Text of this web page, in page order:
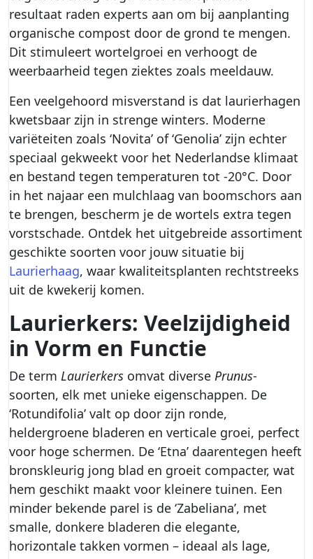
resultaat raden experts aan om bij aanplanting
organische compost door de grond te mengen.
Dit stimuleert wortelgroei en verhoogt de
weerbaarheid tegen ziektes zoals meeldauw.
Een veelgehoord misverstand is dat laurierhagen
kwetsbaar zijn in strenge winters. Moderne
variëteiten zoals ‘Novita’ of ‘Genolia’ zijn echter
speciaal gekweekt voor het Nederlandse klimaat
en bestand tegen temperaturen tot -20°C. Door
in het najaar een mulchlaag van boomschors aan
te brengen, bescherm je de wortels extra tegen
vorstschade. Ontdek het uitgebreide assortiment
geschikte soorten voor jouw situatie bij
Laurierhaag, waar kwaliteitsplanten rechtstreeks
uit de kwekerij komen.
Laurierkers: Veelzijdigheid
in Vorm en Functie
De term Laurierkers omvat diverse Prunus-
soorten, elk met unieke eigenschappen. De
‘Rotundifolia’ valt op door zijn ronde,
heldergroene bladeren en verticale groei, perfect
voor hoge schermen. De ‘Etna’ daarentegen heeft
bronskleurig jong blad en groeit compacter, wat
hem geschikt maakt voor kleinere tuinen. Een
minder bekende parel is de ‘Zabeliana’, met
smalle, donkere bladeren die elegante,
horizontale takken vormen – ideaal als lage,